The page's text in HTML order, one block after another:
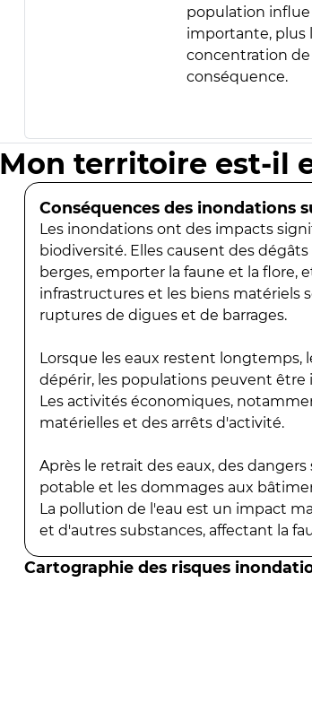
population influe
importante, plus
concentration
conséquence.
Mon territoire est-il
Conséquences des inondations
Les inondations ont des impacts
biodiversité. Elles causent des
berges, emporter la faune et la flore,
infrastructures et les biens matériels
ruptures de digues et de barrages.
Lorsque les eaux restent longtemps,
dépérir, les populations peuvent être
Les activités économiques,
matérielles et des arrêts d'activité.
Après le retrait des eaux, des
potable et les dommages aux
La pollution de l'eau est un impact
et d'autres substances, affectant la
Cartographie des risques